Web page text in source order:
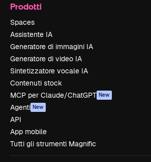
Prodotti
Spaces
Assistente IA
Generatore di immagini IA
Generatore di video IA
Sintetizzatore vocale IA
Contenuti stock
MCP per Claude/ChatGPT New
Agenti New
API
App mobile
Tutti gli strumenti Magnific